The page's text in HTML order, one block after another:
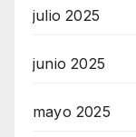
julio 2025
junio 2025
mayo 2025